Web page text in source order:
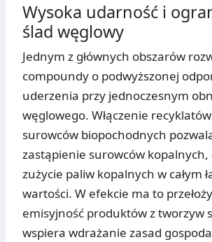
Wysoka udarność i
ślad węglowy
Jednym z głównych obszarów
compoundy o podwyższonej
uderzenia przy jednoczesnym
węglowego. Włączenie
surowców biopochodnych
zastąpienie surowców kopalnych,
zużycie paliw kopalnych w całym
wartości. W efekcie ma to
emisyjność produktów z tworzyw
wspiera wdrażanie zasad